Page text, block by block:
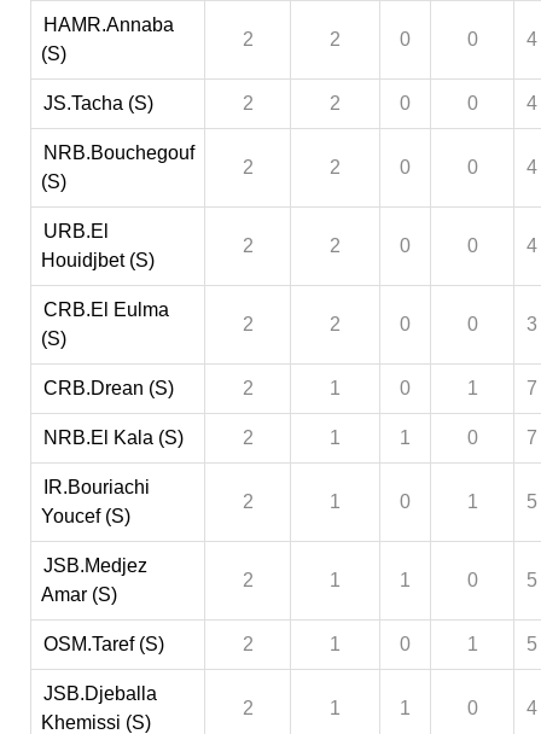
HAMR.Annaba
(S)
2 2 0 0 4
JS.Tacha (S) 2 2 0 0 4
NRB.Bouchegouf
(S)
2 2 0 0 4
URB.El
Houidjbet (S)
2 2 0 0 4
CRB.El Eulma
(S)
2 2 0 0 3
CRB.Drean (S) 2 1 0 1 7
NRB.El Kala (S) 2 1 1 0 7
IR.Bouriachi
Youcef (S)
2 1 0 1 5
JSB.Medjez
Amar (S)
2 1 1 0 5
OSM.Taref (S) 2 1 0 1 5
JSB.Djeballa
Khemissi (S)
2 1 1 0 4